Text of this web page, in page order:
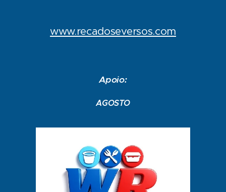
www.recadoseversos.com
Apoio:
AGOSTO